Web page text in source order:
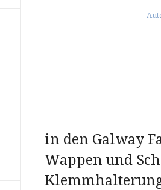
in den Galway
Wappen und